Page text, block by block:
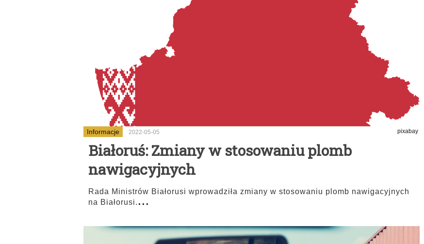
Informacje 2022-05-05 pixabay
Białoruś: Zmiany w stosowaniu plomb
nawigacyjnych
Rada Ministrów Białorusi wprowadziła zmiany w stosowaniu plomb nawigacyjnych
na Białorusi....